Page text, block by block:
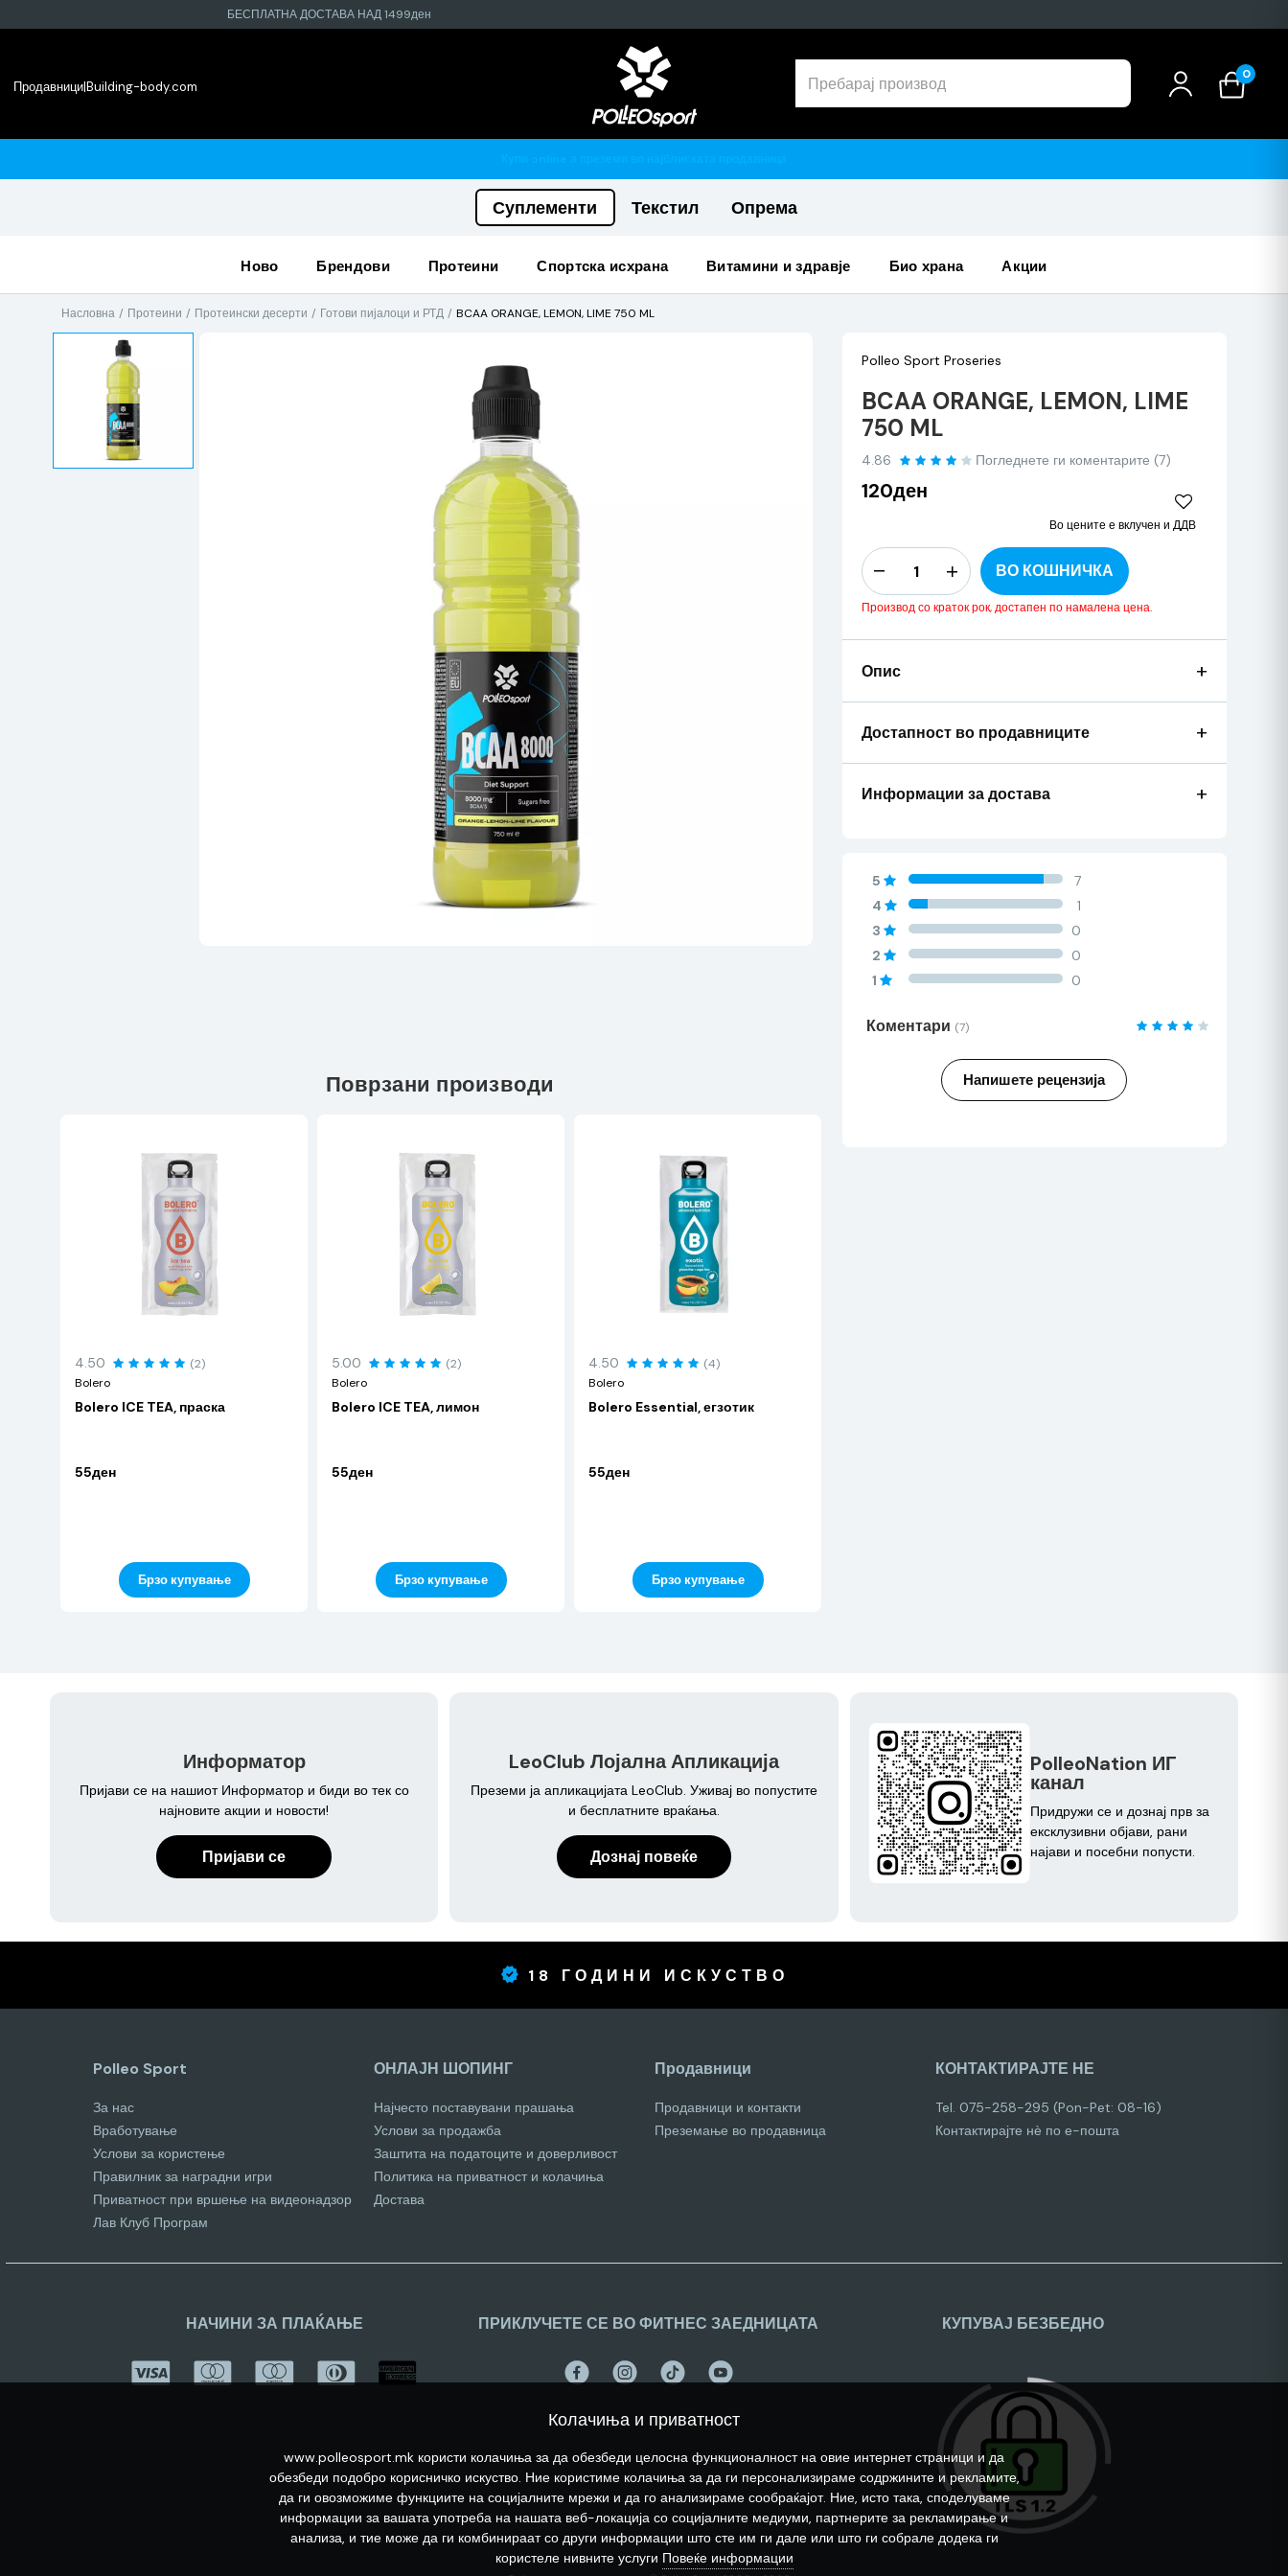
БЕСПЛАТНА ДОСТАВА НАД 1499ден
Продавници|Building-body.com
0
Суплементи Текстил Опрема
ново брендови протеини спортска исхрана витамини и здравје био храна акции
Насловна Протеини Протеински десерти Готови пијалоци и РТД BCAA ORANGE, LEMON, LIME 750 ML
Поврзани производи
4.50
(2)
Bolero
Bolero ICE TEA, праска
55ден
Брзо купување
5.00
(2)
Bolero
Bolero ICE TEA, лимон
55ден
Брзо купување
4.50
(4)
Bolero
Bolero Essential, егзотик
55ден
Брзо купување
Polleo Sport Proseries
BCAA ORANGE, LEMON, LIME
750 ML
4.86 Погледнете ги коментарите (7)
120ден
Во цените е вклучен и ДДВ
ВО КОШНИЧКА
Производ со краток рок, достапен по намалена цена.
Опис +
Достапност во продавниците +
Информации за достава +
5 60%
Complete
7
4
60%
Complete
1
3
60%
Complete
0
2
60%
Complete
0
1
60%
Complete 0
Коментари (7)
Напишете рецензија
Информатор
Пријави се на нашиот Информатор и биди во тек со
најновите акции и новости!
Пријави се
LeoClub Лојална Апликација
Преземи ја апликацијата LeoClub. Уживај во попустите
и бесплатните враќања.
Дознај повеќе
PolleoNation ИГ
канал
Придружи се и дознај прв за
ексклузивни објави, рани
најави и посебни попусти.
18 ГОДИНИ ИСКУСТВО
Polleo Sport
За нас
Вработување
Услови за користење
Правилник за наградни игри
Приватност при вршење на видеонадзор
Лав Клуб Програм
ОНЛАЈН ШОПИНГ
Најчесто поставувани прашања
Услови за продажба
Заштита на податоците и доверливост
Политика на приватност и колачиња
Достава
Продавници
Продавници и контакти
Преземање во продавница
КОНТАКТИРАЈТЕ НЕ
Tel. 075-258-295 (Pon-Pet: 08-16)
Контактирајте нѐ по е-пошта
НАЧИНИ ЗА ПЛАЌАЊЕ ПРИКЛУЧЕТЕ СЕ ВО ФИТНЕС ЗАЕДНИЦАТА КУПУВАЈ БЕЗБЕДНО
Колачиња и приватност
www.polleosport.mk користи колачиња за да обезбеди целосна функционалност на овие интернет страници и да
обезбеди подобро корисничко искуство. Ние користиме колачиња за да ги персонализираме содржините и рекламите,
да ги овозможиме функциите на социјалните мрежи и да го анализираме сообраќајот. Ние, исто така, споделуваме
информации за вашата употреба на нашата веб-локација со социјалните медиуми, партнерите за рекламирање и
анализа, и тие може да ги комбинираат со други информации што сте им ги дале или што ги собрале додека ги
користеле нивните услуги Повеќе информации